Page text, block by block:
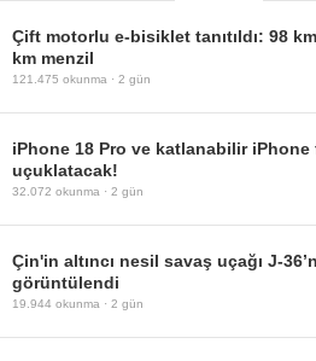
Çift motorlu e-bisiklet tanıtıldı: 98
km menzil
121.475 okunma · 2 gün
iPhone 18 Pro ve katlanabilir iPhone
uçuklatacak!
32.072 okunma · 2 gün
Çin'in altıncı nesil savaş uçağı J-
görüntülendi
19.944 okunma · 2 gün